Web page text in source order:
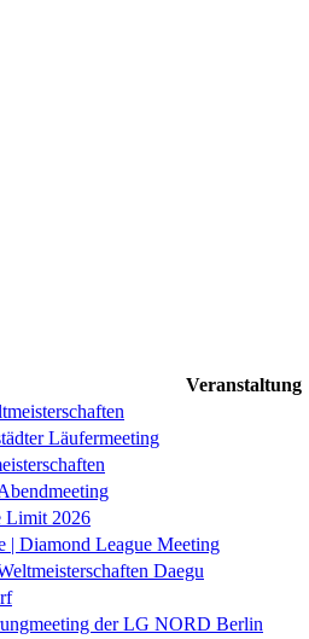
Veranstaltung
Läufermeeting
Limit 2026
| Diamond League Meeting
Daegu
der LG NORD Berlin